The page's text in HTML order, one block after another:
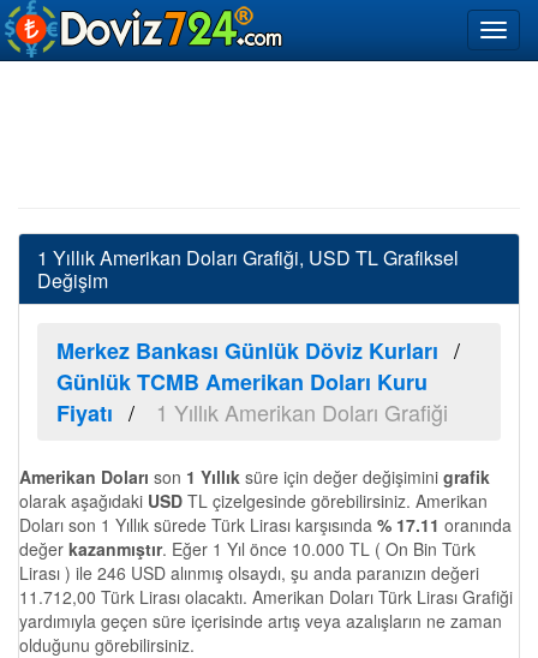
1 Yıllık Amerikan Doları Grafiği, USD TL Grafiksel
Değişim
Merkez Bankası Günlük Döviz Kurları
Günlük TCMB Amerikan Doları Kuru
Fiyatı
1 Yıllık Amerikan Doları Grafiği
Amerikan Doları son 1 Yıllık süre için değer değişimini grafik
olarak aşağıdaki USD TL çizelgesinde görebilirsiniz. Amerikan
Doları son 1 Yıllık sürede Türk Lirası karşısında % 17.11 oranında
değer kazanmıştır. Eğer 1 Yıl önce 10.000 TL ( On Bin Türk
Lirası ) ile 246 USD alınmış olsaydı, şu anda paranızın değeri
11.712,00 Türk Lirası olacaktı. Amerikan Doları Türk Lirası Grafiği
yardımıyla geçen süre içerisinde artış veya azalışların ne zaman
olduğunu görebilirsiniz.